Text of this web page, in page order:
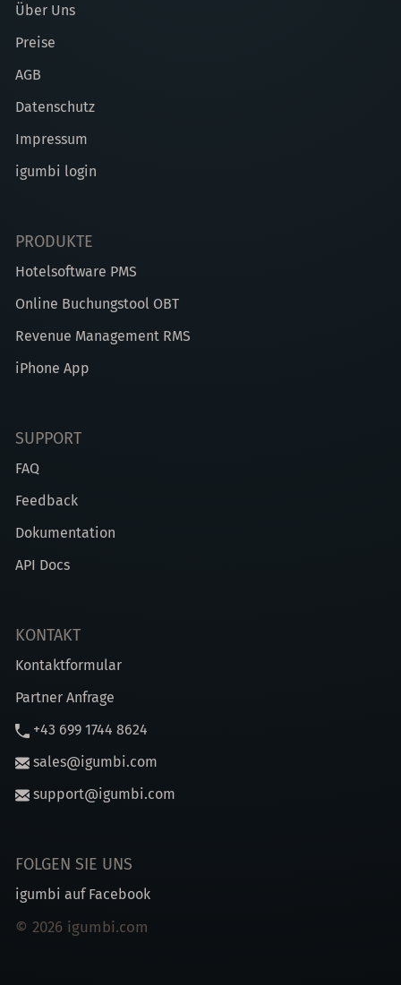
Über Uns
Preise
AGB
Datenschutz
Impressum
igumbi login
PRODUKTE
Hotelsoftware PMS
Online Buchungstool OBT
Revenue Management RMS
iPhone App
SUPPORT
FAQ
Feedback
Dokumentation
API Docs
KONTAKT
Kontaktformular
Partner Anfrage
+43 699 1744 8624
sales@igumbi.com
support@igumbi.com
FOLGEN SIE UNS
igumbi auf Facebook
© 2026 igumbi.com